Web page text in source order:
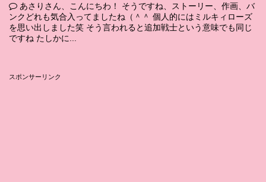
あさりさん、こんにちわ！ そうですね、ストーリー、作画、バ
ンクどれも気合入ってましたね（＾＾ 個人的にはミルキィローズ
を思い出しました笑 そう言われると追加戦士という意味でも同じ
ですね たしかに...
スポンサーリンク